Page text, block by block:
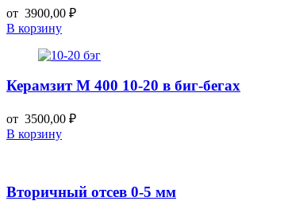
от 3900,00 ₽
В корзину
Керамзит М 400 10-20 в биг-бегах
от 3500,00 ₽
В корзину
Вторичный отсев 0-5 мм